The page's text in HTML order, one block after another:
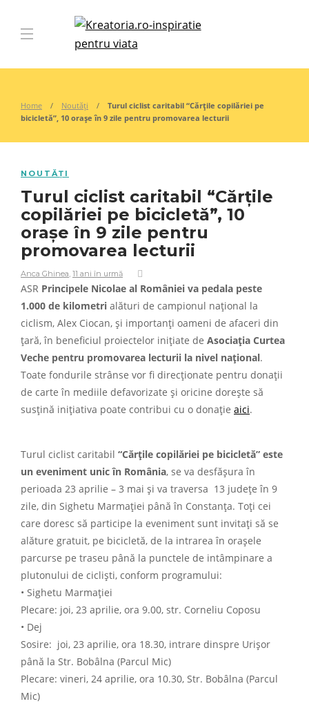
Home Noutăți
Turul ciclist caritabil “Cărțile copilăriei pe
bicicletă”, 10 orașe în 9 zile pentru promovarea lecturii
NOUTĂȚI
Turul ciclist caritabil “Cărțile
copilăriei pe bicicletă”, 10
orașe în 9 zile pentru
promovarea lecturii
Anca Ghinea, 11 ani în urmă
ASR Principele Nicolae al României va pedala peste
1.000 de kilometri alături de campionul național la
ciclism, Alex Ciocan, și importanți oameni de afaceri din
țară, în beneficiul proiectelor inițiate de Asociația Curtea
Veche pentru promovarea lecturii la nivel național.
Toate fondurile strânse vor fi direcționate pentru donații
de carte în mediile defavorizate și oricine dorește să
susțină inițiativa poate contribui cu o donație aici.
Turul ciclist caritabil “Cărțile copilăriei pe bicicletă” este
un eveniment unic în România, se va desfășura în
perioada 23 aprilie – 3 mai și va traversa 13 județe în 9
zile, din Sighetu Marmației până în Constanța. Toți cei
care doresc să participe la eveniment sunt invitați să se
alăture gratuit, pe bicicletă, de la intrarea în orașele
parcurse pe traseu până la punctele de intâmpinare a
plutonului de cicliști, conform programului:
• Sighetu Marmației
Plecare: joi, 23 aprilie, ora 9.00, str. Corneliu Coposu
• Dej
Sosire: joi, 23 aprilie, ora 18.30, intrare dinspre Urișor
până la Str. Bobâlna (Parcul Mic)
Plecare: vineri, 24 aprilie, ora 10.30, Str. Bobâlna (Parcul
Mic)